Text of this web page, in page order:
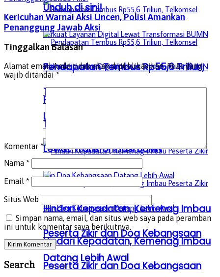
Pendapatan Tembus Rp55,6 Triliun,
Telkomsel Perkuat Layanan Digital
Lewat Transformasi BUMN
Hindari Kepadatan, Kemenag Imbau
Peserta Zikir dan Doa Kebangsaan
Datang Lebih Awal
Unduh di sini!
Pendapatan Tembus Rp55,6 Triliun,
Telkomsel Perkuat Layanan Digital
Lewat Transformasi BUMN
Hindari Kepadatan, Kemenag Imbau
Peserta Zikir dan Doa Kebangsaan
Kericuhan Warnai Aksi Uncen, Polisi Amankan
Penanggung Jawab Aksi
Tinggalkan Balasan
Alamat email Anda tidak akan dipublikasikan. Ruas yang
wajib ditandai *
Komentar *
Nama *
Email *
Situs Web
Simpan nama, email, dan situs web saya pada peramban
ini untuk komentar saya berikutnya.
Search